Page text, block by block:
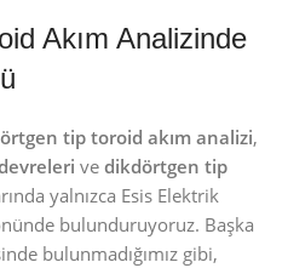
Akım Analizinde
tip toroid akım analizi,
ve dikdörtgen tip
yalnızca Esis Elektrik
bulunduruyoruz. Başka
bulunmadığımız gibi,